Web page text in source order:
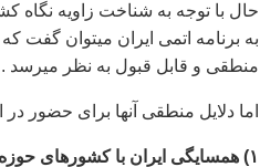
حال با توجه به شناخت زاويه
به برنامه اتمی ايران ميتوان گفت
منطقی و قابل قبول به نظر ميرسد .
اما دلايل منطقی آنها برای حضور در
۱) همسايگی ايران با کشورهای حوزه خليخ فارس